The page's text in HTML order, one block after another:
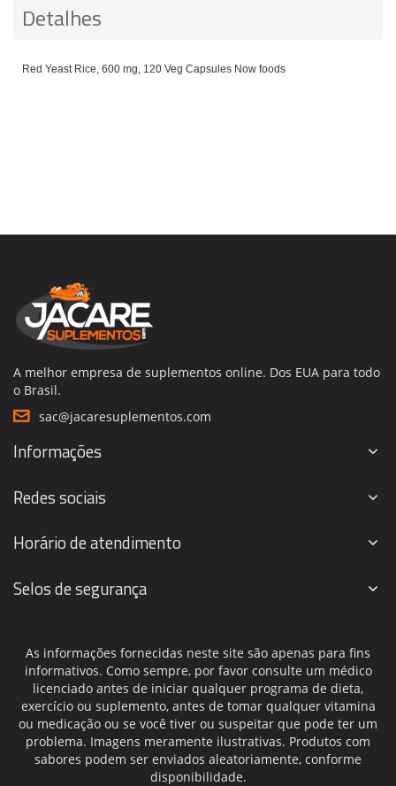
Detalhes
Red Yeast Rice, 600 mg, 120 Veg Capsules Now foods
A melhor empresa de suplementos online. Dos EUA para todo
o Brasil.
sac@jacaresuplementos.com
Informações
Redes sociais
Horário de atendimento
Selos de segurança
As informações fornecidas neste site são apenas para fins
informativos. Como sempre, por favor consulte um médico
licenciado antes de iniciar qualquer programa de dieta,
exercício ou suplemento, antes de tomar qualquer vitamina
ou medicação ou se você tiver ou suspeitar que pode ter um
problema. Imagens meramente ilustrativas. Produtos com
sabores podem ser enviados aleatoriamente, conforme
disponibilidade.